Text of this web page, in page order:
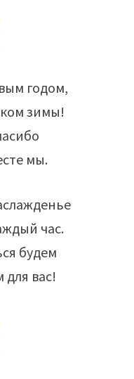
годом,
зимы!
мы.
час.
будем
для вас!